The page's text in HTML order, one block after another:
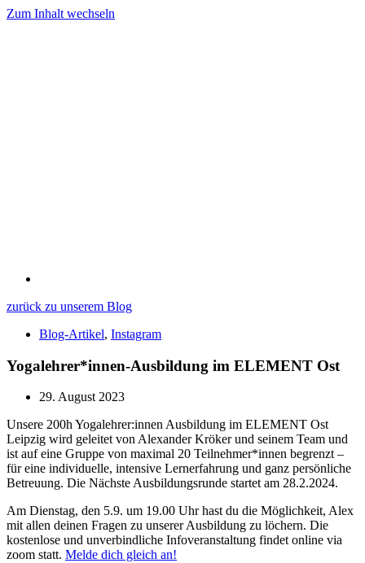
Zum Inhalt wechseln
zurück zu unserem Blog
Blog-Artikel, Instagram
Yogalehrer*innen-Ausbildung im ELEMENT Ost
29. August 2023
Unsere 200h Yogalehrer:innen Ausbildung im ELEMENT Ost
Leipzig wird geleitet von Alexander Kröker und seinem Team und
ist auf eine Gruppe von maximal 20 Teilnehmer*innen begrenzt –
für eine individuelle, intensive Lernerfahrung und ganz persönliche
Betreuung. Die Nächste Ausbildungsrunde startet am 28.2.2024.
Am Dienstag, den 5.9. um 19.00 Uhr hast du die Möglichkeit, Alex
mit allen deinen Fragen zu unserer Ausbildung zu löchern. Die
kostenlose und unverbindliche Infoveranstaltung findet online via
zoom statt. Melde dich gleich an!